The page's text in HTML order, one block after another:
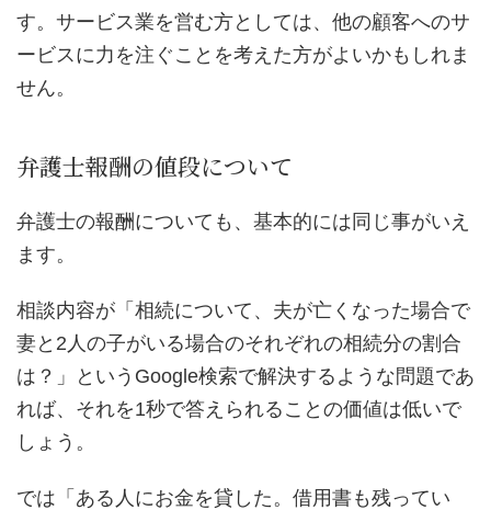
す。サービス業を営む方としては、他の顧客へのサ
ービスに力を注ぐことを考えた方がよいかもしれま
せん。
弁護士報酬の値段について
弁護士の報酬についても、基本的には同じ事がいえ
ます。
相談内容が「相続について、夫が亡くなった場合で
妻と2人の子がいる場合のそれぞれの相続分の割合
は？」というGoogle検索で解決するような問題であ
れば、それを1秒で答えられることの価値は低いで
しょう。
では「ある人にお金を貸した。借用書も残ってい